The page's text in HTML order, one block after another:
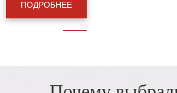
ПОДРОБНЕЕ